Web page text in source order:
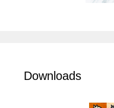
Downloads